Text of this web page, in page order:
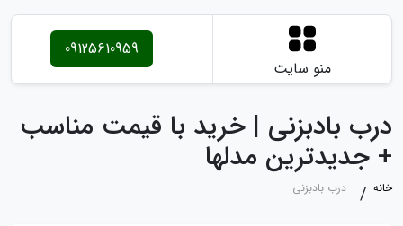
منو سایت
09125610959
درب بادبزنی | خرید با قیمت مناسب
+ جدیدترین مدلها
خانه درب بادبزنی